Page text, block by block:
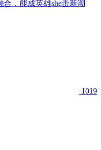
合，能成英雄she击新潮
1019